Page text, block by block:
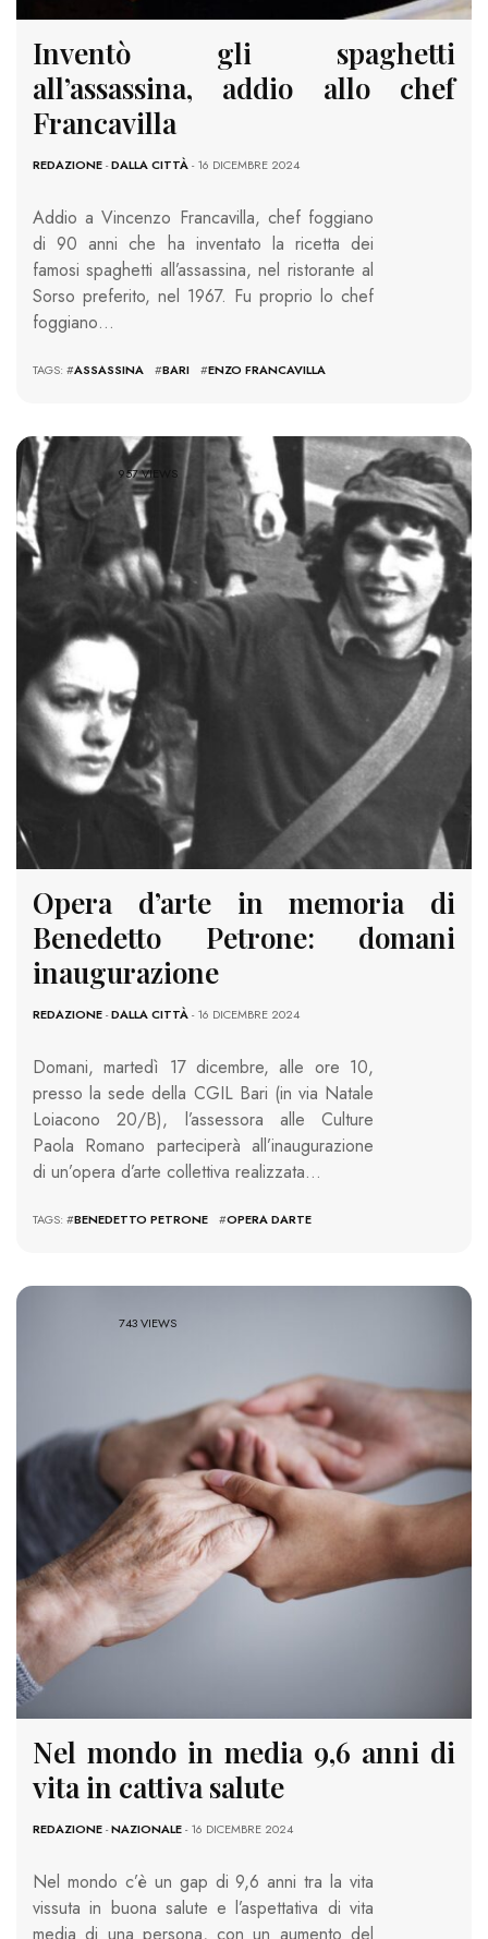
Inventò gli spaghetti
all’assassina, addio allo chef
Francavilla
REDAZIONE-DALLA CITTÀ- 16 DICEMBRE 2024
Addio a Vincenzo Francavilla, chef foggiano
di 90 anni che ha inventato la ricetta dei
famosi spaghetti all’assassina, nel ristorante al
Sorso preferito, nel 1967. Fu proprio lo chef
foggiano…
TAGS: #ASSASSINA #BARI #ENZO FRANCAVILLA
957 VIEWS
Opera d’arte in memoria di
Benedetto Petrone: domani
inaugurazione
REDAZIONE-DALLA CITTÀ- 16 DICEMBRE 2024
Domani, martedì 17 dicembre, alle ore 10,
presso la sede della CGIL Bari (in via Natale
Loiacono 20/B), l’assessora alle Culture
Paola Romano parteciperà all’inaugurazione
di un’opera d’arte collettiva realizzata…
TAGS: #BENEDETTO PETRONE #OPERA DARTE
743 VIEWS
Nel mondo in media 9,6 anni di
vita in cattiva salute
REDAZIONE-NAZIONALE- 16 DICEMBRE 2024
Nel mondo c’è un gap di 9,6 anni tra la vita
vissuta in buona salute e l’aspettativa di vita